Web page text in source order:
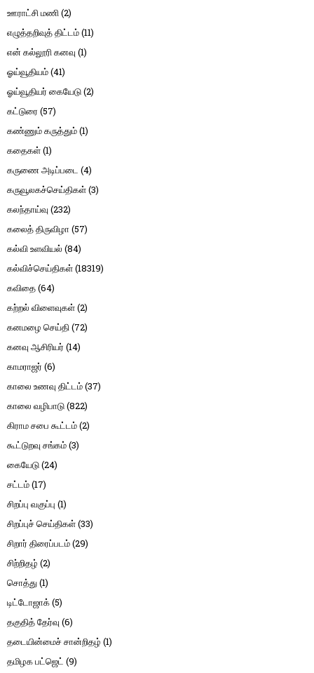
ஊராட்சி மணி(2)
எழுத்தறிவுத் திட்டம்(11)
என் கல்லூரி கனவு (1)
ஓய்வூதியம்(41)
ஓய்வூதியர் கையேடு(2)
கட்டுரை (57)
கண்ணும் கருத்தும்(1)
கதைகள்(1)
கருணை அடிப்படை (4)
கருவூலகச்செய்திகள்(3)
கலந்தாய்வு (232)
கலைத் திருவிழா (57)
கல்வி உளவியல் (84)
கல்விச்செய்திகள்(18319)
கவிதை(64)
கற்றல் விளைவுகள்(2)
கனமழை செய்தி(72)
கனவு ஆசிரியர் (14)
காமராஜர் (6)
காலை உணவு திட்டம்(37)
காலை வழிபாடு(822)
கிராம சபை கூட்டம்(2)
கூட்டுறவு சங்கம்(3)
கையேடு(24)
சட்டம்(17)
சிறப்பு வகுப்பு (1)
சிறப்புச் செய்திகள்(33)
சிறார் திரைப்படம்(29)
சிற்றிதழ் (2)
சொத்து(1)
டிட்டோஜாக்(5)
தகுதித் தேர்வு (6)
தடையின்மைச் சான்றிதழ் (1)
தமிழக பட்ஜெட் (9)